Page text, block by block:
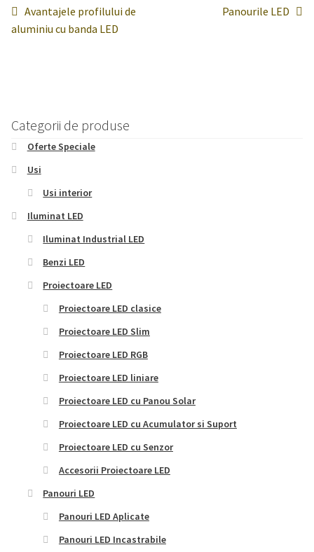
Navigare
în
Articolul
anterior:
Avantajele profilului de
aluminiu cu banda LED
Articolul
Panourile LED
Categorii de produse
Oferte Speciale
Usi
Usi interior
Iluminat LED
Iluminat Industrial LED
Benzi LED
Proiectoare LED
Proiectoare LED clasice
Proiectoare LED Slim
Proiectoare LED RGB
Proiectoare LED liniare
Proiectoare LED cu Panou Solar
Proiectoare LED cu Acumulator si Suport
Proiectoare LED cu Senzor
Accesorii Proiectoare LED
Panouri LED
Panouri LED Aplicate
Panouri LED Incastrabile